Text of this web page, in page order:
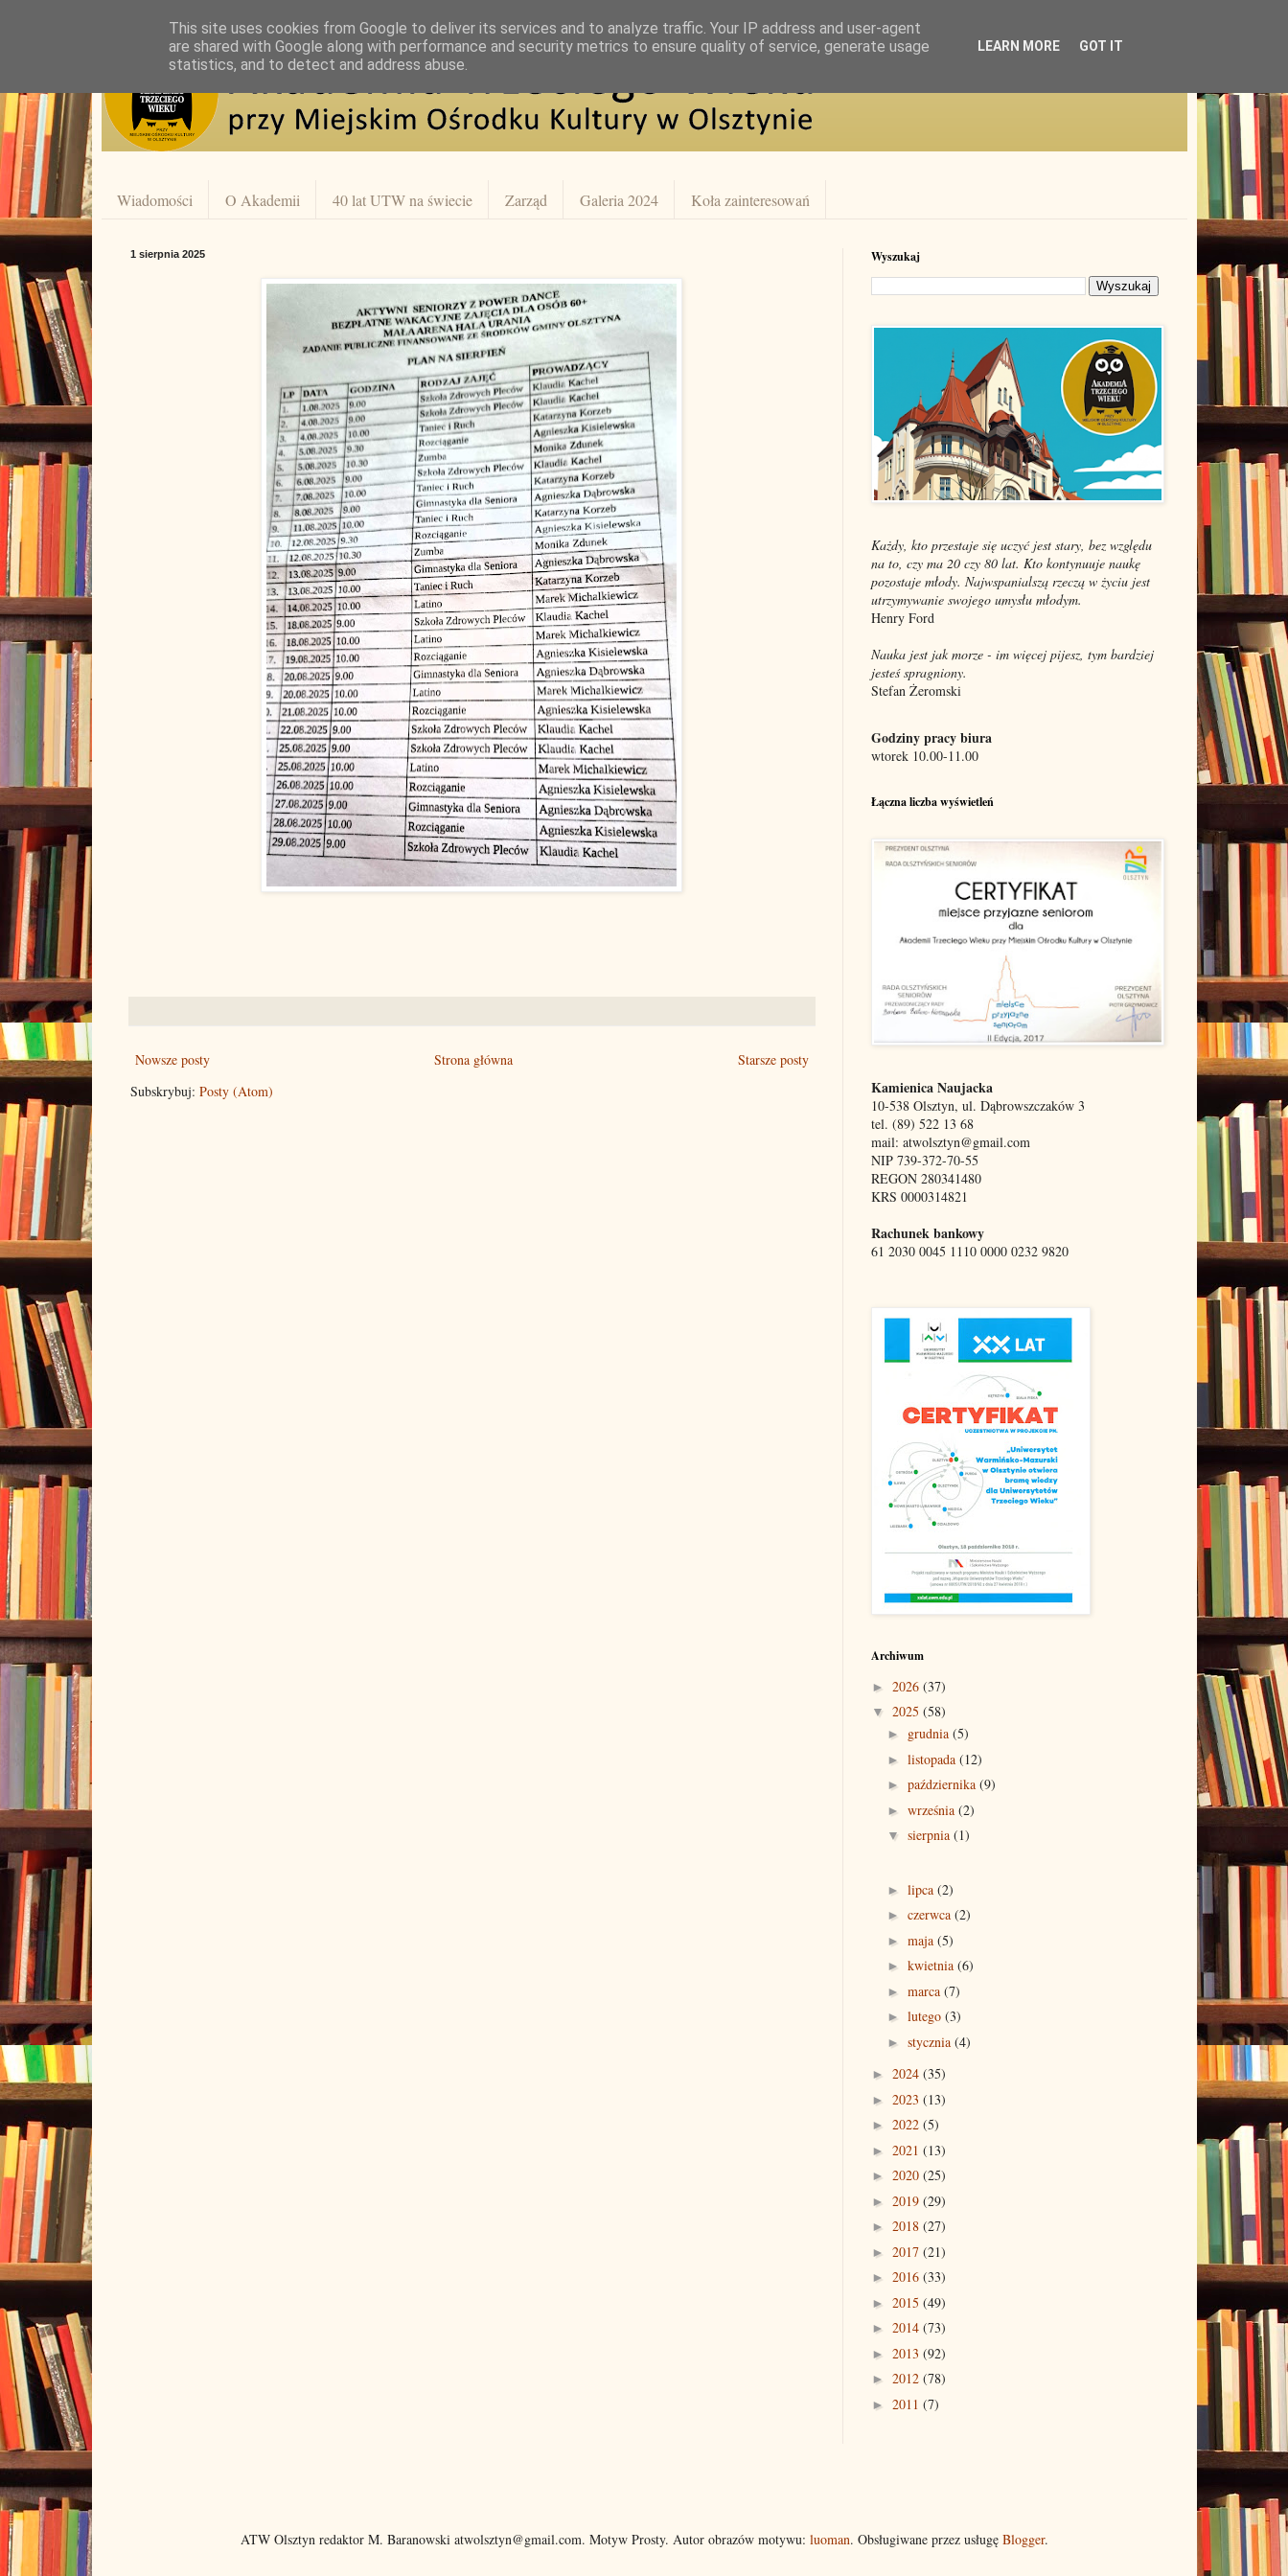
Wiadomości O Akademii 40 lat UTW na świecie Zarząd Galeria 2024 Koła zainteresowań
1 sierpnia 2025
Nowsze posty Starsze posty
Strona główna
Subskrybuj: Posty (Atom)
Wyszukaj
Każdy, kto przestaje się uczyć jest stary, bez względu
na to, czy ma 20 czy 80 lat. Kto kontynuuje naukę
pozostaje młody. Najwspanialszą rzeczą w życiu jest
utrzymywanie swojego umysłu młodym.
Henry Ford
Nauka jest jak morze - im więcej pijesz, tym bardziej
jesteś spragniony.
Stefan Żeromski
Godziny pracy biura
wtorek 10.00-11.00
Łączna liczba wyświetleń
Kamienica Naujacka
10-538 Olsztyn, ul. Dąbrowszczaków 3
tel. (89) 522 13 68
mail: atwolsztyn@gmail.com
NIP 739-372-70-55
REGON 280341480
KRS 0000314821
Rachunek bankowy
61 2030 0045 1110 0000 0232 9820
Archiwum
► 2026 (37)
▼ 2025 (58)
► grudnia(5)
►listopada(12)
►października(9)
►września(2)
▼sierpnia(1)
►lipca(2)
►czerwca(2)
►maja(5)
►kwietnia(6)
►marca(7)
►lutego(3)
►stycznia(4)
► 2024 (35)
► 2023 (13)
► 2022 (5)
► 2021 (13)
► 2020 (25)
► 2019 (29)
► 2018 (27)
► 2017 (21)
► 2016 (33)
► 2015 (49)
► 2014 (73)
► 2013 (92)
► 2012 (78)
► 2011 (7)
ATW Olsztyn redaktor M. Baranowski atwolsztyn@gmail.com. Motyw Prosty. Autor obrazów motywu: luoman. Obsługiwane przez usługę Blogger.
This site uses cookies from Google to deliver its services and to analyze traffic. Your IP address and user-agent
are shared with Google along with performance and security metrics to ensure quality of service, generate usage
statistics, and to detect and address abuse.
LEARN MORE GOT IT